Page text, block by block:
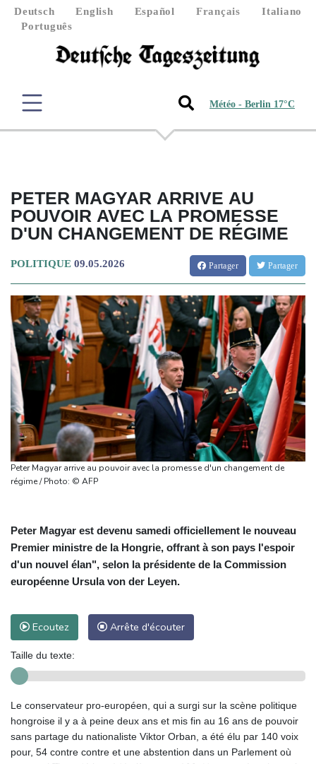
Deutsch English Español Français
Italiano
Português
Météo - Berlin 17°C
PETER MAGYAR ARRIVE AU
POUVOIR AVEC LA PROMESSE
D'UN CHANGEMENT DE RÉGIME
POLITIQUE 09.05.2026 Partager Partager
Peter Magyar arrive au pouvoir avec la promesse d'un changement de
régime / Photo: © AFP
Peter Magyar est devenu samedi officiellement le nouveau
Premier ministre de la Hongrie, offrant à son pays l'espoir
d'un nouvel élan", selon la présidente de la Commission
européenne Ursula von der Leyen.
Ecoutez Arrête d'écouter
Taille du texte:
Le conservateur pro-européen, qui a surgi sur la scène politique
hongroise il y a à peine deux ans et mis fin au 16 ans de pouvoir
sans partage du nationaliste Viktor Orban, a été élu par 140 voix
pour, 54 contre contre et une abstention dans un Parlement où